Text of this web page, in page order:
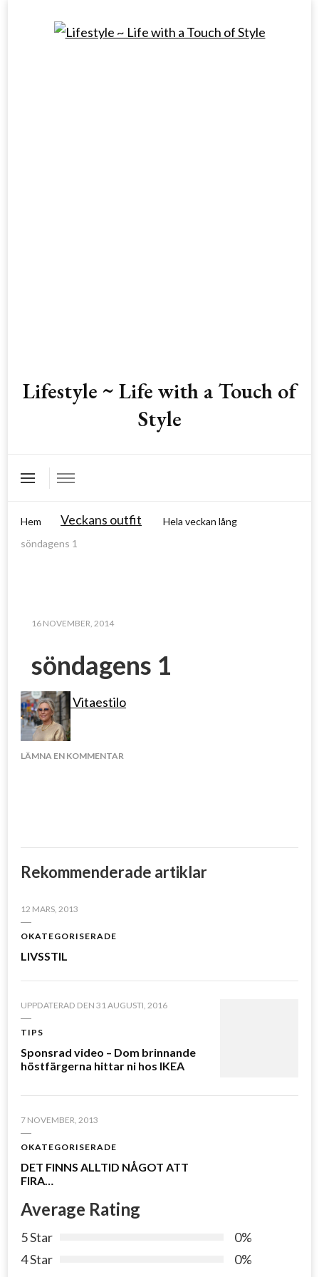
Lifestyle ~ Life with a Touch of
Style
Hem Veckans outfit
Hela veckan lång
söndagens 1
16 NOVEMBER, 2014
söndagens 1
Vitaestilo
LÄMNA EN KOMMENTAR
Rekommenderade artiklar
12 MARS, 2013
OKATEGORISERADE
LIVSSTIL
UPPDATERAD DEN 31 AUGUSTI, 2016
TIPS
Sponsrad video – Dom brinnande
höstfärgerna hittar ni hos IKEA
7 NOVEMBER, 2013
OKATEGORISERADE
DET FINNS ALLTID NÅGOT ATT
FIRA…
Average Rating
5 Star
0%
4 Star
0%